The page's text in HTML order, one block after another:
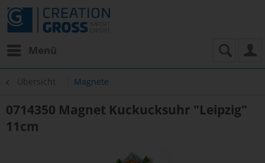
Menü
Übersicht Magnete
0714350 Magnet Kuckucksuhr "Leipzig"
11cm